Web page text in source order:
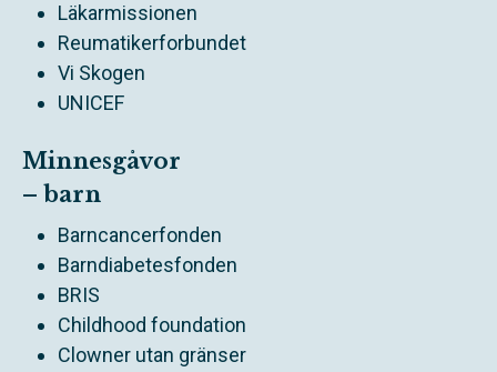
Läkarmissionen
Reumatikerforbundet
Vi Skogen
UNICEF
Minnesgåvor
– barn
Barncancerfonden
Barndiabetesfonden
BRIS
Childhood foundation
Clowner utan gränser